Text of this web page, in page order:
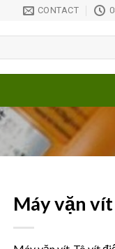
CONTACT
Máy vặn